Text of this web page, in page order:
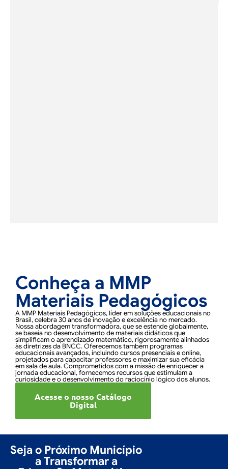
Conheça a MMP
Materiais Pedagógicos
A MMP Materiais Pedagógicos, líder em soluções educacionais no
Brasil, celebra 30 anos de inovação e excelência no mercado.
Nossa abordagem transformadora, que se estende globalmente,
se baseia no desenvolvimento de materiais didáticos que
simplificam o aprendizado matemático, rigorosamente alinhados
às diretrizes da BNCC. Oferecemos também programas
educacionais avançados, incluindo cursos presenciais e online,
projetados para capacitar professores e maximizar sua eficácia
em sala de aula. Comprometidos com a missão de enriquecer a
jornada educacional, fornecemos recursos que estimulam a
curiosidade e o desenvolvimento do raciocínio lógico dos alunos.
Acesse o nosso Catálogo
Digital
Seja o Próximo Município
a Transformar a